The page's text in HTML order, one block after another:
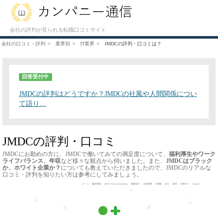
会社の評判が見られる転職口コミサイト
会社の口コミ・評判 業界別 IT業界 JMDCの評判・口コミは？
回答受付中
JMDCの評判はどうですか？JMDCの社風や人間関係につい
て語り…
JMDCの評判・口コミ
JMDCにお勤めの方に、JMDCで働いてみての満足度について、 福利厚生やワーク
ライフバランス、年収など様々な観点から伺いました。また、 JMDCはブラック
か、ホワイト企業か？ についても教えていただきましたので、JMDCのリアルな
口コミ・評判を知りたい方は参考にしてみましょう。